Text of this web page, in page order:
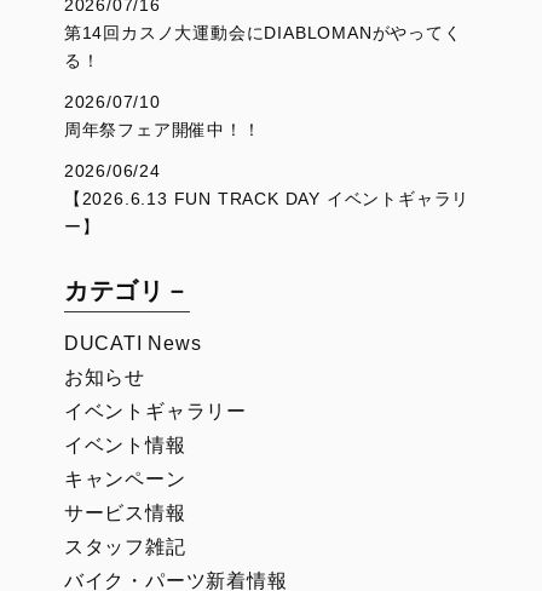
コンフィギュレーター
お問い合わせ
2026/07/16
第14回カスノ大運動会にDIABLOMANがやってく
る！
2026/07/10
周年祭フェア開催中！！
2026/06/24
【2026.6.13 FUN TRACK DAY イベントギャラリ
ー】
カテゴリ－
DUCATI News
お知らせ
イベントギャラリー
イベント情報
キャンペーン
サービス情報
スタッフ雑記
バイク・パーツ新着情報